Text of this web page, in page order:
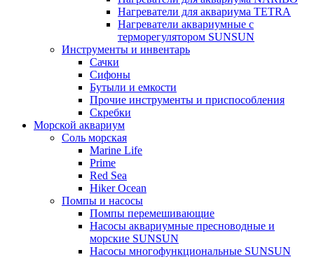
Нагреватели для аквариума TETRA
Нагреватели аквариумные с
терморегулятором SUNSUN
Инструменты и инвентарь
Сачки
Сифоны
Бутыли и емкости
Прочие инструменты и приспособления
Скребки
Морской аквариум
Соль морская
Marine Life
Prime
Red Sea
Hiker Ocean
Помпы и насосы
Помпы перемешивающие
Насосы аквариумные пресноводные и
морские SUNSUN
Насосы многофункциональные SUNSUN